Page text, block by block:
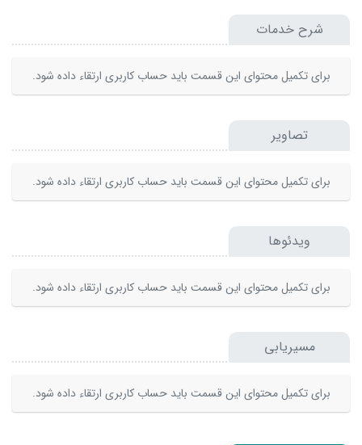
شرح خدمات
برای تکمیل محتوای این قسمت باید حساب کاربری ارتقاء داده شود.
تصاویر
برای تکمیل محتوای این قسمت باید حساب کاربری ارتقاء داده شود.
ویدئوها
برای تکمیل محتوای این قسمت باید حساب کاربری ارتقاء داده شود.
مسیریابی
برای تکمیل محتوای این قسمت باید حساب کاربری ارتقاء داده شود.